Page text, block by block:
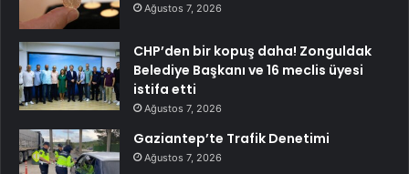
Ağustos 7, 2026
CHP’den bir kopuş daha! Zonguldak
Belediye Başkanı ve 16 meclis üyesi
istifa etti
Ağustos 7, 2026
Gaziantep’te Trafik Denetimi
Ağustos 7, 2026